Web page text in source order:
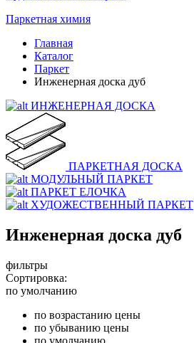
Паркетная химия
Главная
Каталог
Паркет
Инженерная доска дуб
ИНЖЕНЕРНАЯ ДОСКА
ПАРКЕТНАЯ ДОСКА
МОДУЛЬНЫЙ ПАРКЕТ
ПАРКЕТ ЕЛОЧКА
ХУДОЖЕСТВЕННЫЙ ПАРКЕТ
Инженерная доска дуб
фильтры
Сортировка:
по умолчанию
по возрастанию цены
по убыванию цены
по умолчанию